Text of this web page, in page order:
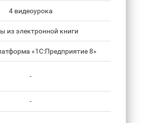
4 видеоурока
из электронной книги
«1С:Предприятие 8»
-
-